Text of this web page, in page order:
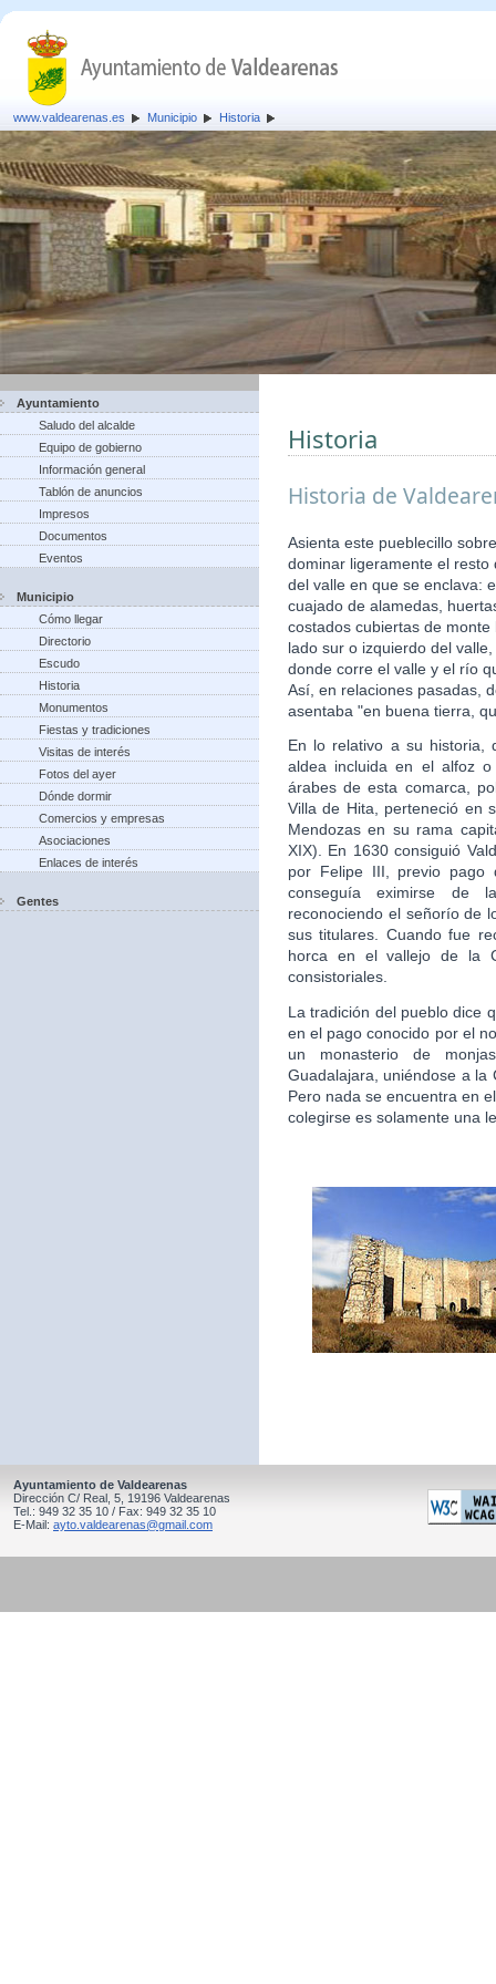
www.valdearenas.es Municipio Historia
Ayuntamiento
Saludo del alcalde
Equipo de gobierno
Información general
Tablón de anuncios
Impresos
Documentos
Eventos
Municipio
Cómo llegar
Directorio
Escudo
Historia
Monumentos
Fiestas y tradiciones
Visitas de interés
Fotos del ayer
Dónde dormir
Comercios y empresas
Asociaciones
Enlaces de interés
Gentes
Historia
Historia de
Asienta este pueblecillo
dominar ligeramente el
del valle en que se enclava:
cuajado de alamedas,
costados cubiertas de
lado sur o izquierdo del
donde corre el valle y el río
Así, en relaciones pasadas,
asentaba "en buena tierra,
En lo relativo a su historia,
aldea incluida en el alfoz
árabes de esta comarca,
Villa de Hita, perteneció en
Mendozas en su rama
XIX). En 1630 consiguió
por Felipe III, previo pago
conseguía eximirse de
reconociendo el señorío de
sus titulares. Cuando fue
horca en el vallejo de la
consistoriales.
La tradición del pueblo dice
en el pago conocido por el
un monasterio de
Guadalajara, uniéndose a la
Pero nada se encuentra en
colegirse es solamente una
Ayuntamiento de Valdearenas
Dirección C/ Real, 5, 19196 Valdearenas
Tel.: 949 32 35 10 / Fax: 949 32 35 10
E-Mail: ayto.valdearenas@gmail.com